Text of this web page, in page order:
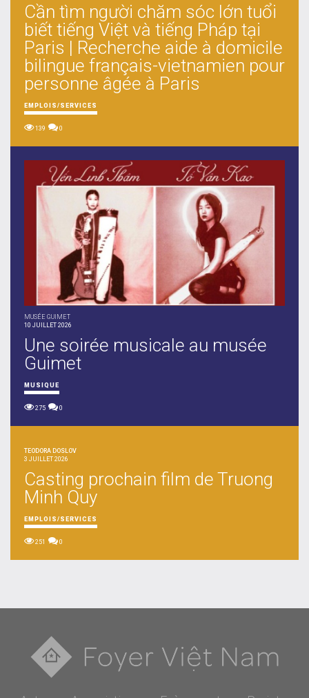
Cần tìm người chăm sóc lớn tuổi
biết tiếng Việt và tiếng Pháp tại
Paris | Recherche aide à domicile
bilingue français-vietnamien pour
personne âgée à Paris
EMPLOIS/SERVICES
139 0
MUSÉE GUIMET
10 JUILLET 2026
Une soirée musicale au musée
Guimet
MUSIQUE
275 0
TEODORA DOSLOV
3 JUILLET 2026
Casting prochain film de Truong
Minh Quy
EMPLOIS/SERVICES
251 0